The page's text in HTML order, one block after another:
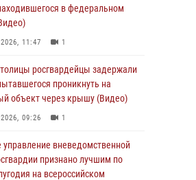
в федеральном
11:47 1
росгвардейцы задержали
проникнуть на
объект через крышу (Видео)
09:26 1
управление вневедомственной
признано лучшим по
на всероссийском